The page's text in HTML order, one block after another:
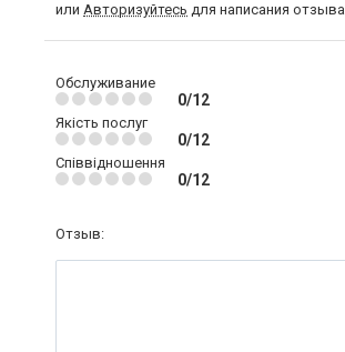
или Авторизуйтесь для написания отзыва
Обслуживание
0/12
Якість послуг
0/12
Співвідношення
0/12
Отзыв: